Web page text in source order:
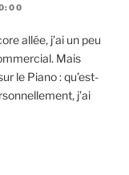
allée, j’ai un peu
Mais
le Piano : qu’est-
j’ai